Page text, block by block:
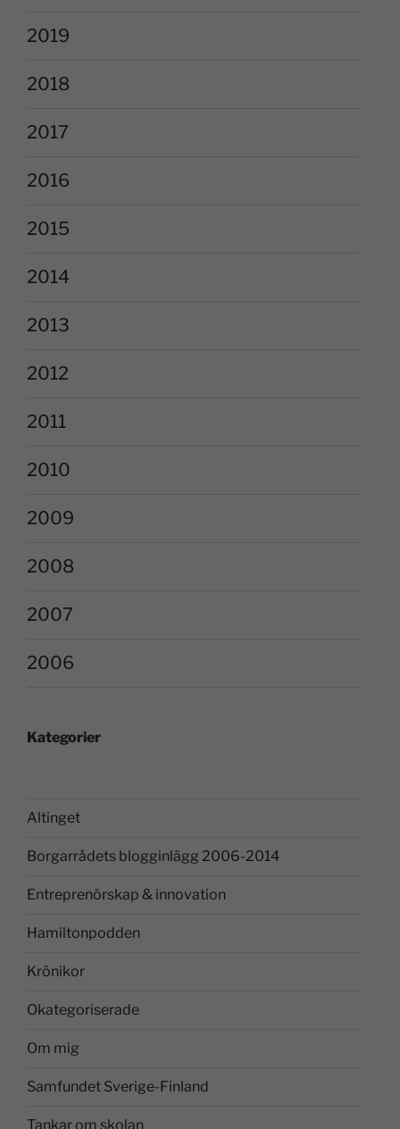
2019
2018
2017
2016
2015
2014
2013
2012
2011
2010
2009
2008
2007
2006
Kategorier
Altinget
Borgarrådets blogginlägg 2006-2014
Entreprenörskap & innovation
Hamiltonpodden
Krönikor
Okategoriserade
Om mig
Samfundet Sverige-Finland
Tankar om skolan